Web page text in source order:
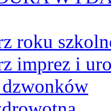
roku
imprez i
dzwonków